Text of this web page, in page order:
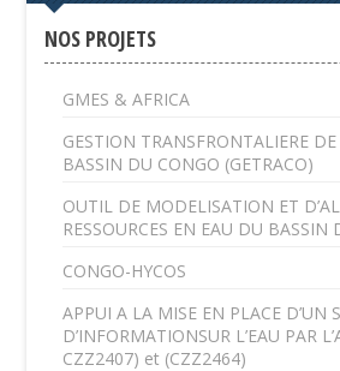
NOS PROJETS
GMES & AFRICA
GESTION TRANSFRONTALIERE DE
BASSIN DU CONGO (GETRACO)
OUTIL DE MODELISATION ET
RESSOURCES EN EAU DU BASSIN
CONGO-HYCOS
APPUI A LA MISE EN PLACE D’UN
D’INFORMATIONSUR L’EAU PAR
CZZ2407) et (CZZ2464)